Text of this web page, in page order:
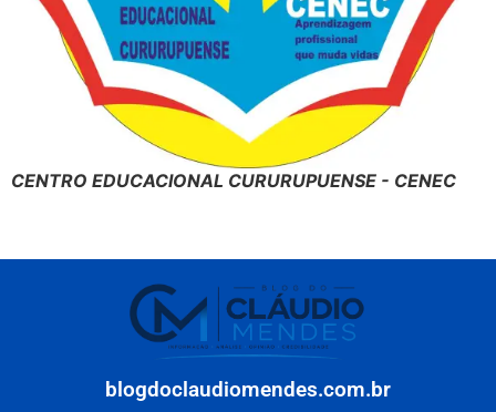
CENTRO EDUCACIONAL CURURUPUENSE - CENEC
blogdoclaudiomendes.com.br